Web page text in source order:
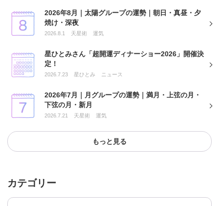
2026年8月｜太陽グループの運勢｜朝日・真昼・夕
焼け・深夜
2026.8.1 天星術 運気
星ひとみさん「超開運ディナーショー2026」開催決
定！
2026.7.23 星ひとみ ニュース
2026年7月｜月グループの運勢｜満月・上弦の月・
下弦の月・新月
2026.7.21 天星術 運気
もっと見る
カテゴリー